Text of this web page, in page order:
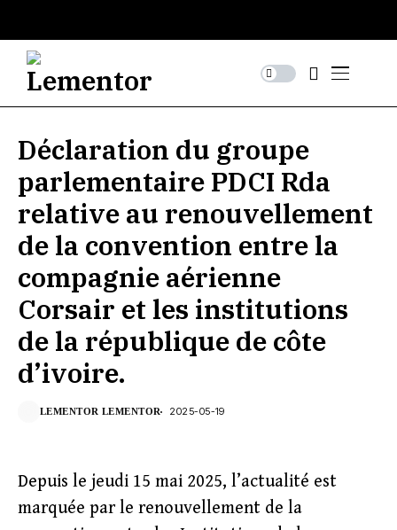
Déclaration du groupe
parlementaire PDCI Rda
relative au renouvellement
de la convention entre la
compagnie aérienne
Corsair et les institutions
de la république de côte
d’ivoire.
LEMENTOR LEMENTOR 2025-05-19
Depuis le jeudi 15 mai 2025, l’actualité est
marquée par le renouvellement de la